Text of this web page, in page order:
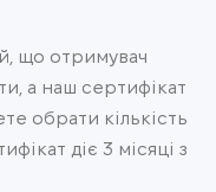
що отримувач
а наш сертифікат
обрати кількість
діє 3 місяці з